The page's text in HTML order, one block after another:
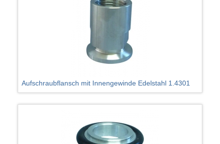
Aufschraubflansch mit Innengewinde Edelstahl 1.4301